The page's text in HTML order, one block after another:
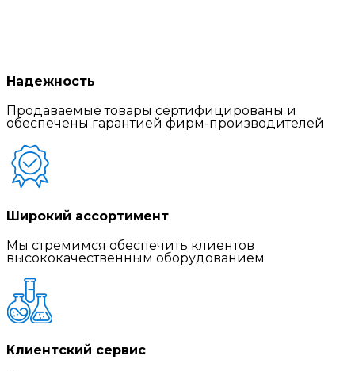
Надежность
Продаваемые товары сертифицированы и
обеспечены гарантией фирм-производителей
Широкий ассортимент
Мы стремимся обеспечить клиентов
высококачественным оборудованием
Клиентский сервис